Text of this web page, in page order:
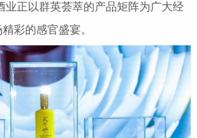
业正以群英荟萃的产品矩阵为广大经
彩的感官盛宴。